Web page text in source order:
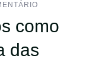
como
das